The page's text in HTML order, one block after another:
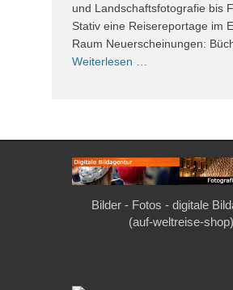
und Landschaftsfotografie bis
Stativ eine Reisereportage im
Raum Neuerscheinungen:
Weiterlesen …
Bilder - Fotos - digitale
(auf-weltreise-shop)